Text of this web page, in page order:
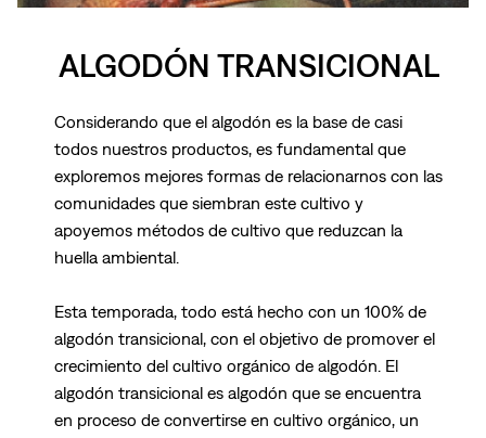
ALGODÓN TRANSICIONAL
Considerando que el algodón es la base de casi
todos nuestros productos, es fundamental que
exploremos mejores formas de relacionarnos con las
comunidades que siembran este cultivo y
apoyemos métodos de cultivo que reduzcan la
huella ambiental.
Esta temporada, todo está hecho con un 100% de
algodón transicional, con el objetivo de promover el
crecimiento del cultivo orgánico de algodón. El
algodón transicional es algodón que se encuentra
en proceso de convertirse en cultivo orgánico, un